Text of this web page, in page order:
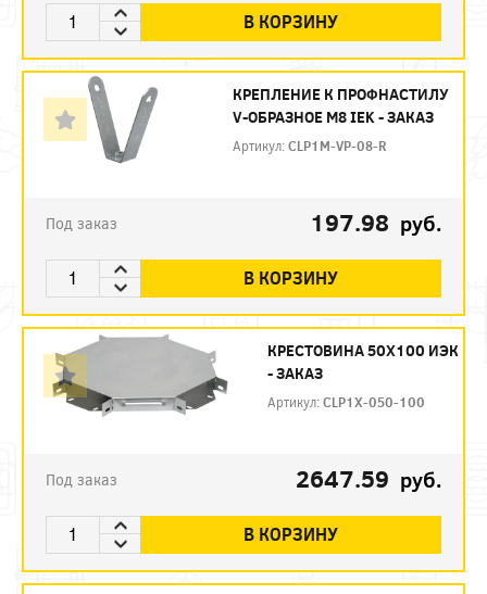
В КОРЗИНУ
КРЕПЛЕНИЕ К ПРОФНАСТИЛУ
V-ОБРАЗНОЕ М8 IEK - ЗАКАЗ
Артикул:CLP1M-VP-08-R
Под заказ 197.98 руб.
В КОРЗИНУ
КРЕСТОВИНА 50Х100 ИЭК
- ЗАКАЗ
Артикул:CLP1X-050-100
Под заказ 2647.59 руб.
В КОРЗИНУ